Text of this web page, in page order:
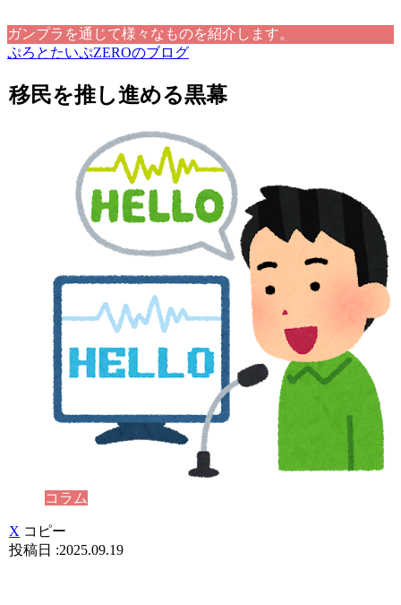
ガンプラを通じて様々なものを紹介します。
ぷろとたいぷZEROのブログ
移民を推し進める黒幕
コラム
X コピー
2025.09.19